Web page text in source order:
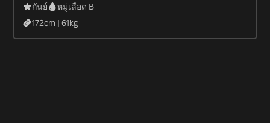
กันย์
หมู่เลือด B
172cm |61kg